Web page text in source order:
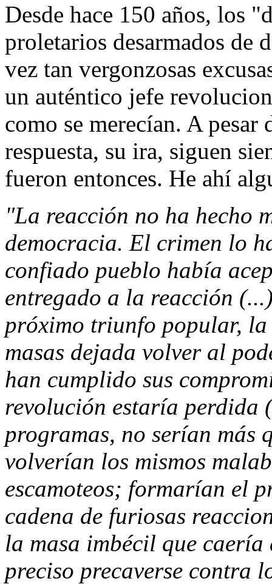
Desde hace 150 años, los
proletarios desarmados de
vez tan vergonzosas
un auténtico jefe
como se merecían. A
respuesta, su ira, siguen
fueron entonces. He ahí
"La reacción no ha hecho
democracia. El crimen lo
confiado pueblo había
entregado a la reacción
próximo triunfo popular,
masas dejada volver al
han cumplido sus
revolución estaría perdida
programas, no serían más
volverían los mismos
escamoteos; formarían el
cadena de furiosas
la masa imbécil que caería
preciso precaverse contra